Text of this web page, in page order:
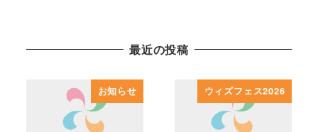
最近の投稿
お知らせ ウィズフェス2026